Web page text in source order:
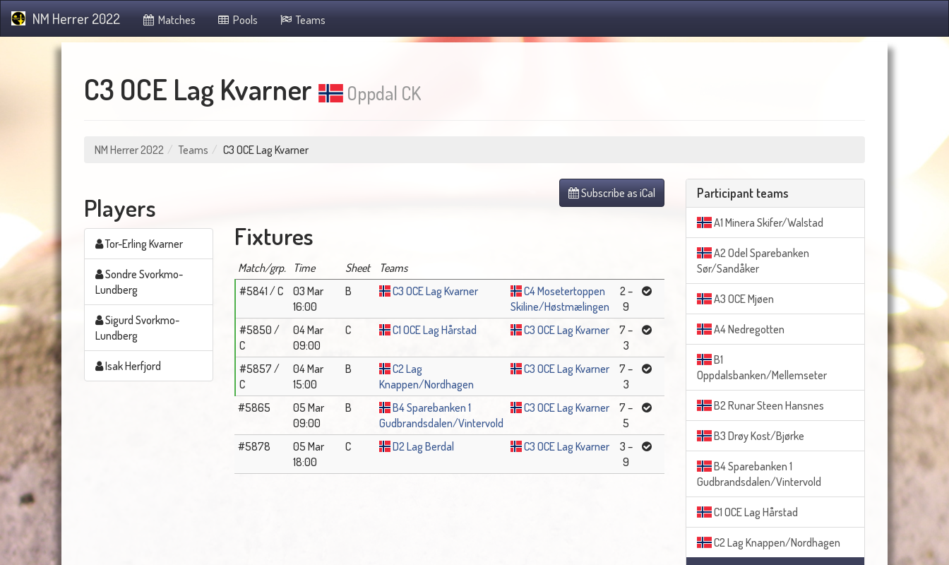
NM Herrer 2022 Matches Pools Teams
C3 OCE Lag Kvarner Oppdal CK
NM Herrer 2022 Teams C3 OCE Lag Kvarner
Players
Tor-Erling Kvarner
Sondre Svorkmo-
Lundberg
Sigurd Svorkmo-
Lundberg
Isak Herfjord
Subscribe as iCal
Fixtures
Match/grp. Time Sheet
Teams
#5841 / C
03 Mar
16:00
B C3 OCE Lag Kvarner
C4 Mosetertoppen
Skiline/Høstmælingen
2 –
9
#5850 /
C
04 Mar
09:00
C C1 OCE Lag Hårstad C3 OCE Lag Kvarner
7 –
3
#5857 /
C
04 Mar
15:00
B
C2 Lag
Knappen/Nordhagen
C3 OCE Lag Kvarner
7 –
3
#5865
05 Mar
09:00
B
B4 Sparebanken 1
Gudbrandsdalen/Vintervold
C3 OCE Lag Kvarner
7 –
5
#5878
05 Mar
18:00
C D2 Lag Berdal C3 OCE Lag Kvarner
3 –
9
Participant teams
A1 Minera Skifer/Walstad
A2 Odel Sparebanken
Sør/Sandåker
A3 OCE Mjøen
A4 Nedregotten
B1
Oppdalsbanken/Mellemseter
B2 Runar Steen Hansnes
B3 Drøy Kost/Bjørke
B4 Sparebanken 1
Gudbrandsdalen/Vintervold
C1 OCE Lag Hårstad
C2 Lag Knappen/Nordhagen